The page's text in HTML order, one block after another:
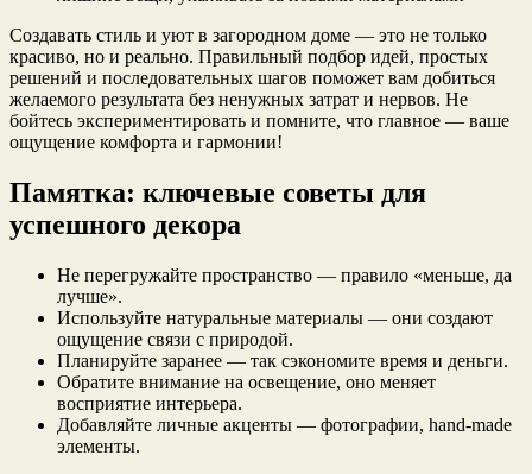
Создавать стиль и уют в загородном доме — это не только
красиво, но и реально. Правильный подбор идей, простых
решений и последовательных шагов поможет вам добиться
желаемого результата без ненужных затрат и нервов. Не
бойтесь экспериментировать и помните, что главное — ваше
ощущение комфорта и гармонии!
Памятка: ключевые советы для
успешного декора
Не перегружайте пространство — правило «меньше, да
лучше».
Используйте натуральные материалы — они создают
ощущение связи с природой.
Планируйте заранее — так сэкономите время и деньги.
Обратите внимание на освещение, оно меняет
восприятие интерьера.
Добавляйте личные акценты — фотографии, hand-made
элементы.